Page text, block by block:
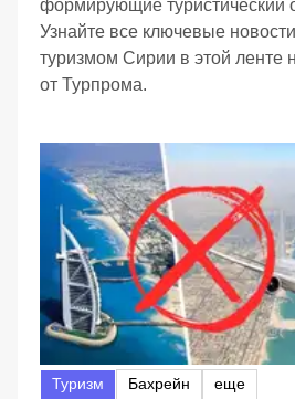
формирующие туристический
Узнайте все ключевые
туризмом Сирии в этой ленте
от Турпрома.
Туризм Бахрейн еще